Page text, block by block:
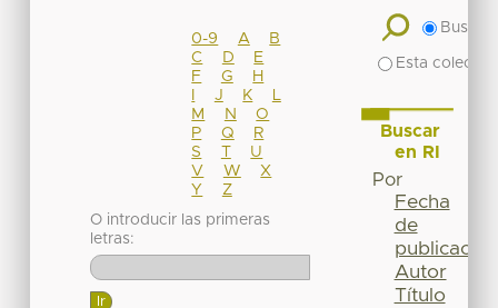
0-9 A
B
C
D
E
F
G
H
J K
M
N
O
P
Q
R
S
T
U
V
W
X
Y
Z
O introducir las primeras
letras:
Buscar
Esta
Buscar
en RI
Por
Fecha
de
publicación
Autor
Título